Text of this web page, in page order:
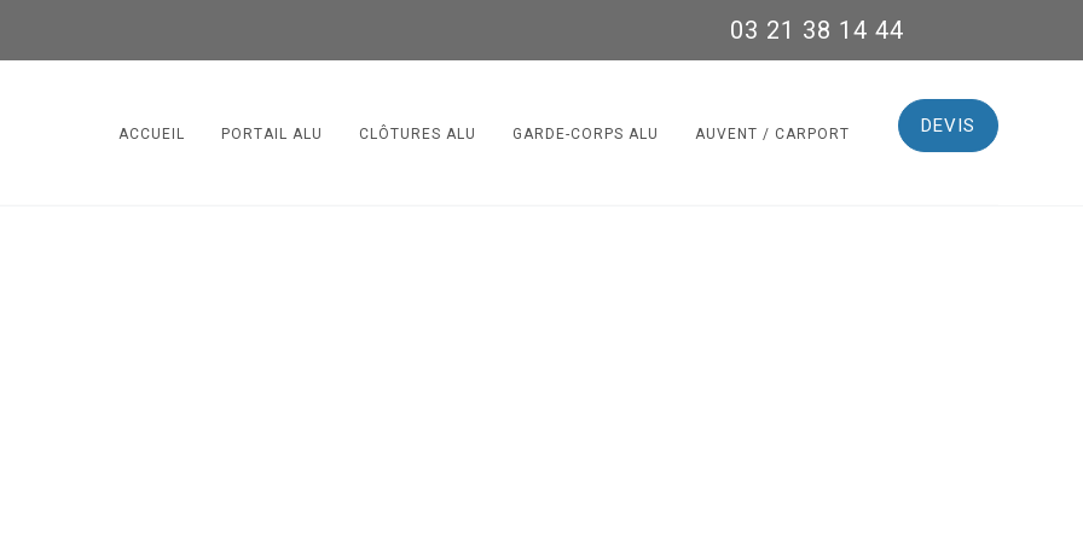
03 21 38 14 44
DEVIS
ACCUEIL PORTAIL ALU CLÔTURES ALU GARDE-CORPS ALU AUVENT / CARPORT